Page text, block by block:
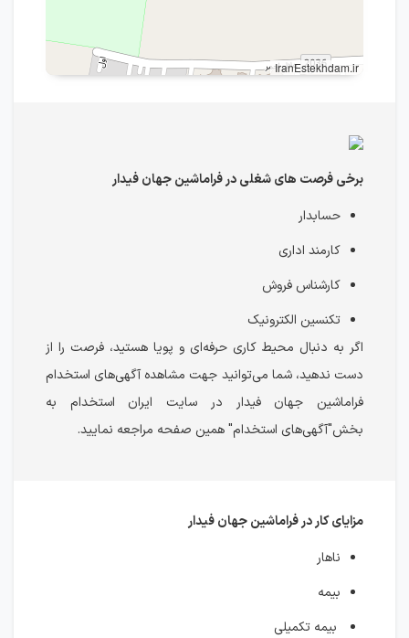
IranEstekhdam.ir
برخی فرصت های شغلی در فراماشین جهان فیدار
حسابدار
کارمند اداری
کارشناس فروش
تکنسین الکترونیک
اگر به دنبال محیط کاری حرفه‌ای و پویا هستید، فرصت‌ را از
دست ندهید، شما می‌توانید جهت مشاهده آگهی‌های استخدام
فراماشین جهان فیدار در سایت ایران استخدام به
بخش"آگهی‌های استخدام" همین صفحه مراجعه نمایید.
مزایای کار در فراماشین جهان فیدار
ناهار
بیمه
بیمه تکمیلی